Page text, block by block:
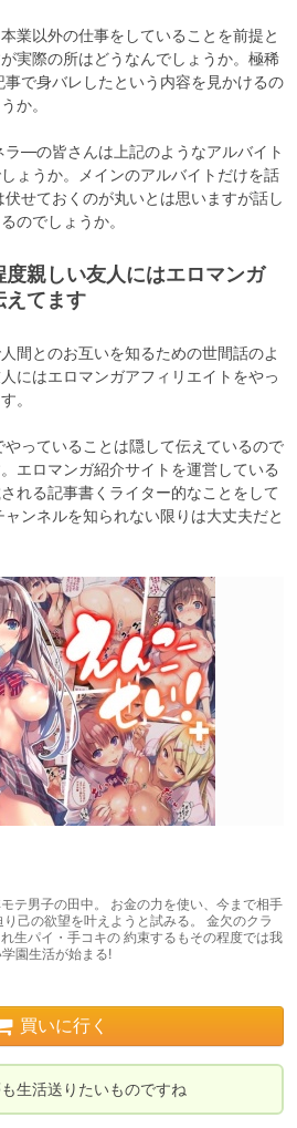
業以外の仕事をしていることを前提と
実際の所はどうなんでしょうか。極稀
で身バレしたという内容を見かけるの
か。
―の皆さんは上記のようなアルバイト
ょうか。メインのアルバイトだけを話
せておくのが丸いとは思いますが話し
のでしょうか。
親しい友人にはエロマンガ
えてます
間とのお互いを知るための世間話のよ
にはエロマンガアフィリエイトをやっ
。
っていることは隠して伝えているので
エロマンガ紹介サイトを運営している
れる記事書くライター的なことをして
ンネルを知られない限りは大丈夫だと
テ男子の田中。 お金の力を使い、今まで相手
己の欲望を叶えようと試みる。 金欠のクラ
生パイ・手コキの 約束するもその程度では我
園生活が始まる!
買いに行く
生活送りたいものですね